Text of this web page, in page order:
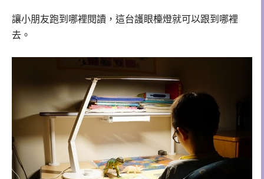
讓小朋友跑到哪裡閱讀，這台護眼檯燈就可以跟到哪裡
去。